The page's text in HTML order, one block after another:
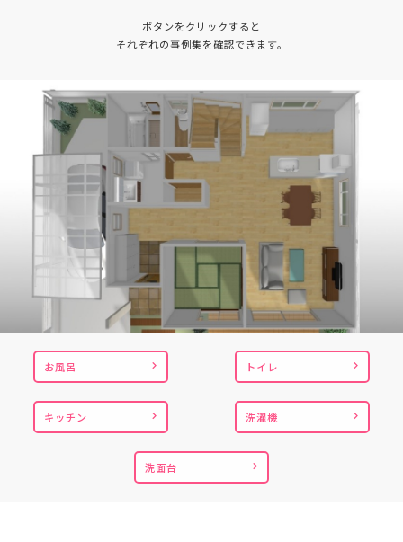
ボタンをクリックすると
それぞれの事例集を確認できます。
お風呂 トイレ
キッチン 洗濯機
洗面台